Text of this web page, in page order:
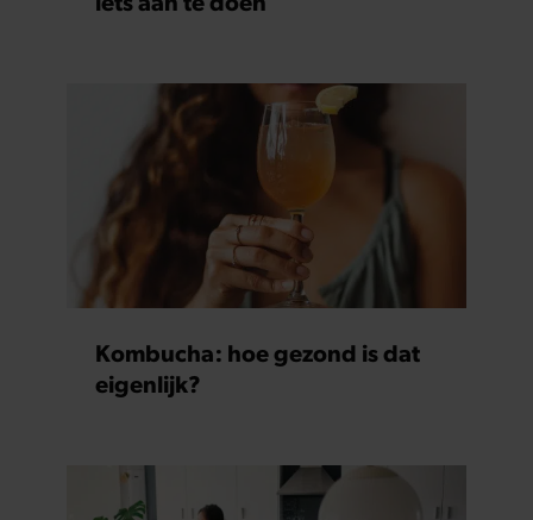
verzameld op basis van uw gebruik van hun services. U
gaat akkoord met onze cookies als u onze website blijft
Kombucha: hoe gezond is dat
eigenlijk?